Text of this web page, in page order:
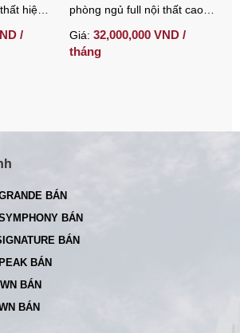
hiện
/
phòng ngủ full nội thất cao
Hưng
Giá: 32,000,000 VND /
tháng
BÁN
BÁN
BÁN
BÁN
BÁN
BÁN